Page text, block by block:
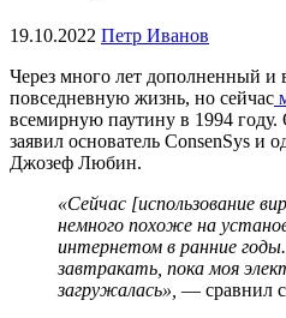
19.10.2022 Петр Иванов
Через много лет дополненный
повседневную жизнь, но сейчас
всемирную паутину в 1994
заявил основатель ConsenSys и
Джозеф Любин.
«Сейчас [использование
немного похоже на
интернетом в ранние
завтракать, пока моя
загружалась», — сравнил